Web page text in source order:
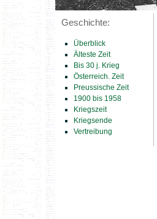
Geschichte:
Überblick
Älteste Zeit
Bis 30 j. Krieg
Österreich. Zeit
Preussische Zeit
1900 bis 1958
Kriegszeit
Kriegsende
Vertreibung